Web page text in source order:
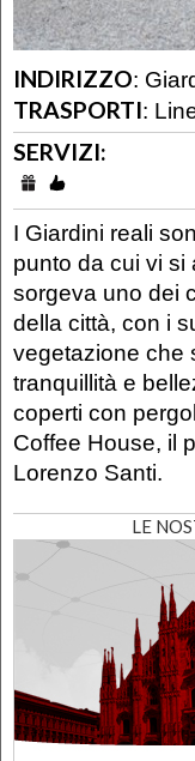
INDIRIZZO:
TRASPORTI:
SERVIZI:
I Giardini reali
punto da cui vi
sorgeva uno dei
della città, con i
vegetazione che
tranquillità e
coperti con
Coffee House, il
Lorenzo Santi.
LE